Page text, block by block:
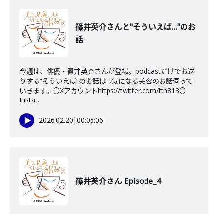
篠井英介さんと"そういえば…"のお
話
今週は、俳優・篠井英介さんが登場。podcastだけでお送
りする”そういえば”のお話は…気になる美容のお話伺って
いきます。〇Xアカウントhttps://twitter.com/ttn813〇
Insta...
2026.02.20 |00:06:06
篠井英介さん Episode_4